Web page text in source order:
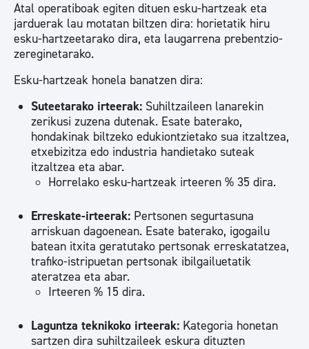
Atal operatiboak egiten dituen esku-hartzeak eta
jarduerak lau motatan biltzen dira: horietatik hiru
esku-hartzeetarako dira, eta laugarrena prebentzio-
zereginetarako.
Esku-hartzeak honela banatzen dira:
Suteetarako irteerak: Suhiltzaileen lanarekin
zerikusi zuzena dutenak. Esate baterako,
hondakinak biltzeko edukiontzietako sua itzaltzea,
etxebizitza edo industria handietako suteak
itzaltzea eta abar.
Horrelako esku-hartzeak irteeren % 35 dira.
Erreskate-irteerak: Pertsonen segurtasuna
arriskuan dagoenean. Esate baterako, igogailu
batean itxita geratutako pertsonak erreskatatzea,
trafiko-istripuetan pertsonak ibilgailuetatik
ateratzea eta abar.
Irteeren % 15 dira.
Laguntza teknikoko irteerak: Kategoria honetan
sartzen dira suhiltzaileek eskura dituzten